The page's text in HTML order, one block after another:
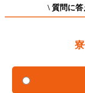
\ 質問に答